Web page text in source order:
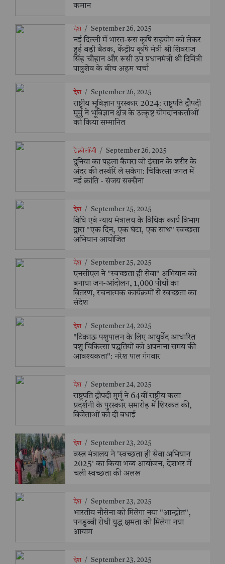
कमान
देश / September 26, 2025
नई दिल्ली में भारत-रूस कृषि सहयोग को लेकर
हुई बड़ी बैठक, केंद्रीय कृषि मंत्री श्री शिवराज
सिंह चौहान और रूसी उप प्रधानमंत्री श्री दिमित्री
पात्रुशेव के बीच अहम चर्चा
देश / September 26, 2025
राष्ट्रीय भूविज्ञान पुरस्कार 2024: राष्ट्रपति द्रौपदी
मुर्मु ने भूविज्ञान क्षेत्र के उत्कृष्ट योगदानकर्ताओं
को किया सम्मानित
टेक्नोलॉजी / September 26, 2025
दुनिया का पहला कैमरा जो इंसान के शरीर के
अंदर की तस्वीरें ले सकेगा: चिकित्सा जगत में
नई क्रांति - संजय सक्सैना
देश / September 25, 2025
विधि एवं न्याय मंत्रालय के विधिक कार्य विभाग
द्वारा "एक दिन, एक घंटा, एक साथ" स्वच्छता
अभियान आयोजित
देश / September 25, 2025
एनसीएल ने "स्वच्छता ही सेवा" अभियान को
बनाया जन-आंदोलन, 1,000 पौधों का
वितरण, रचनात्मक कार्यक्रमों से स्वच्छता का
संदेश
देश / September 24, 2025
"टिकाऊ पशुपालन के लिए आयुर्वेद आधारित
पशु चिकित्सा पद्धतियों को अपनाना समय की
आवश्यकता": नरेश पाल गंगवार
देश / September 24, 2025
राष्ट्रपति द्रौपदी मुर्मू ने 64वीं राष्ट्रीय कला
प्रदर्शनी के पुरस्कार समारोह में शिरकत की,
विजेताओं को दी बधाई
देश / September 23, 2025
वस्त्र मंत्रालय ने 'स्वच्छता ही सेवा अभियान
2025' का किया भव्य आयोजन, देशभर में
चली स्वच्छता की अलख
देश / September 23, 2025
भारतीय नौसेना को मिलेगा नया "आन्द्रोत",
पनडुब्बी रोधी युद्ध क्षमता को मिलेगा नया
आयाम
देश / September 23, 2025